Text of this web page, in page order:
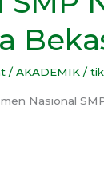
/AKADEMIK /
Nasional